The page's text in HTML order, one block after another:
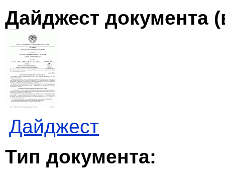
Дайджест документа
Дайджест
Тип документа: